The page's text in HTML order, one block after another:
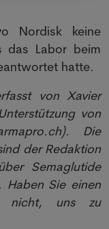
Nordisk keine
das Labor beim
hatte.
von Xavier
von
Die
der Redaktion
Semaglutide
Haben Sie einen
nicht, uns zu